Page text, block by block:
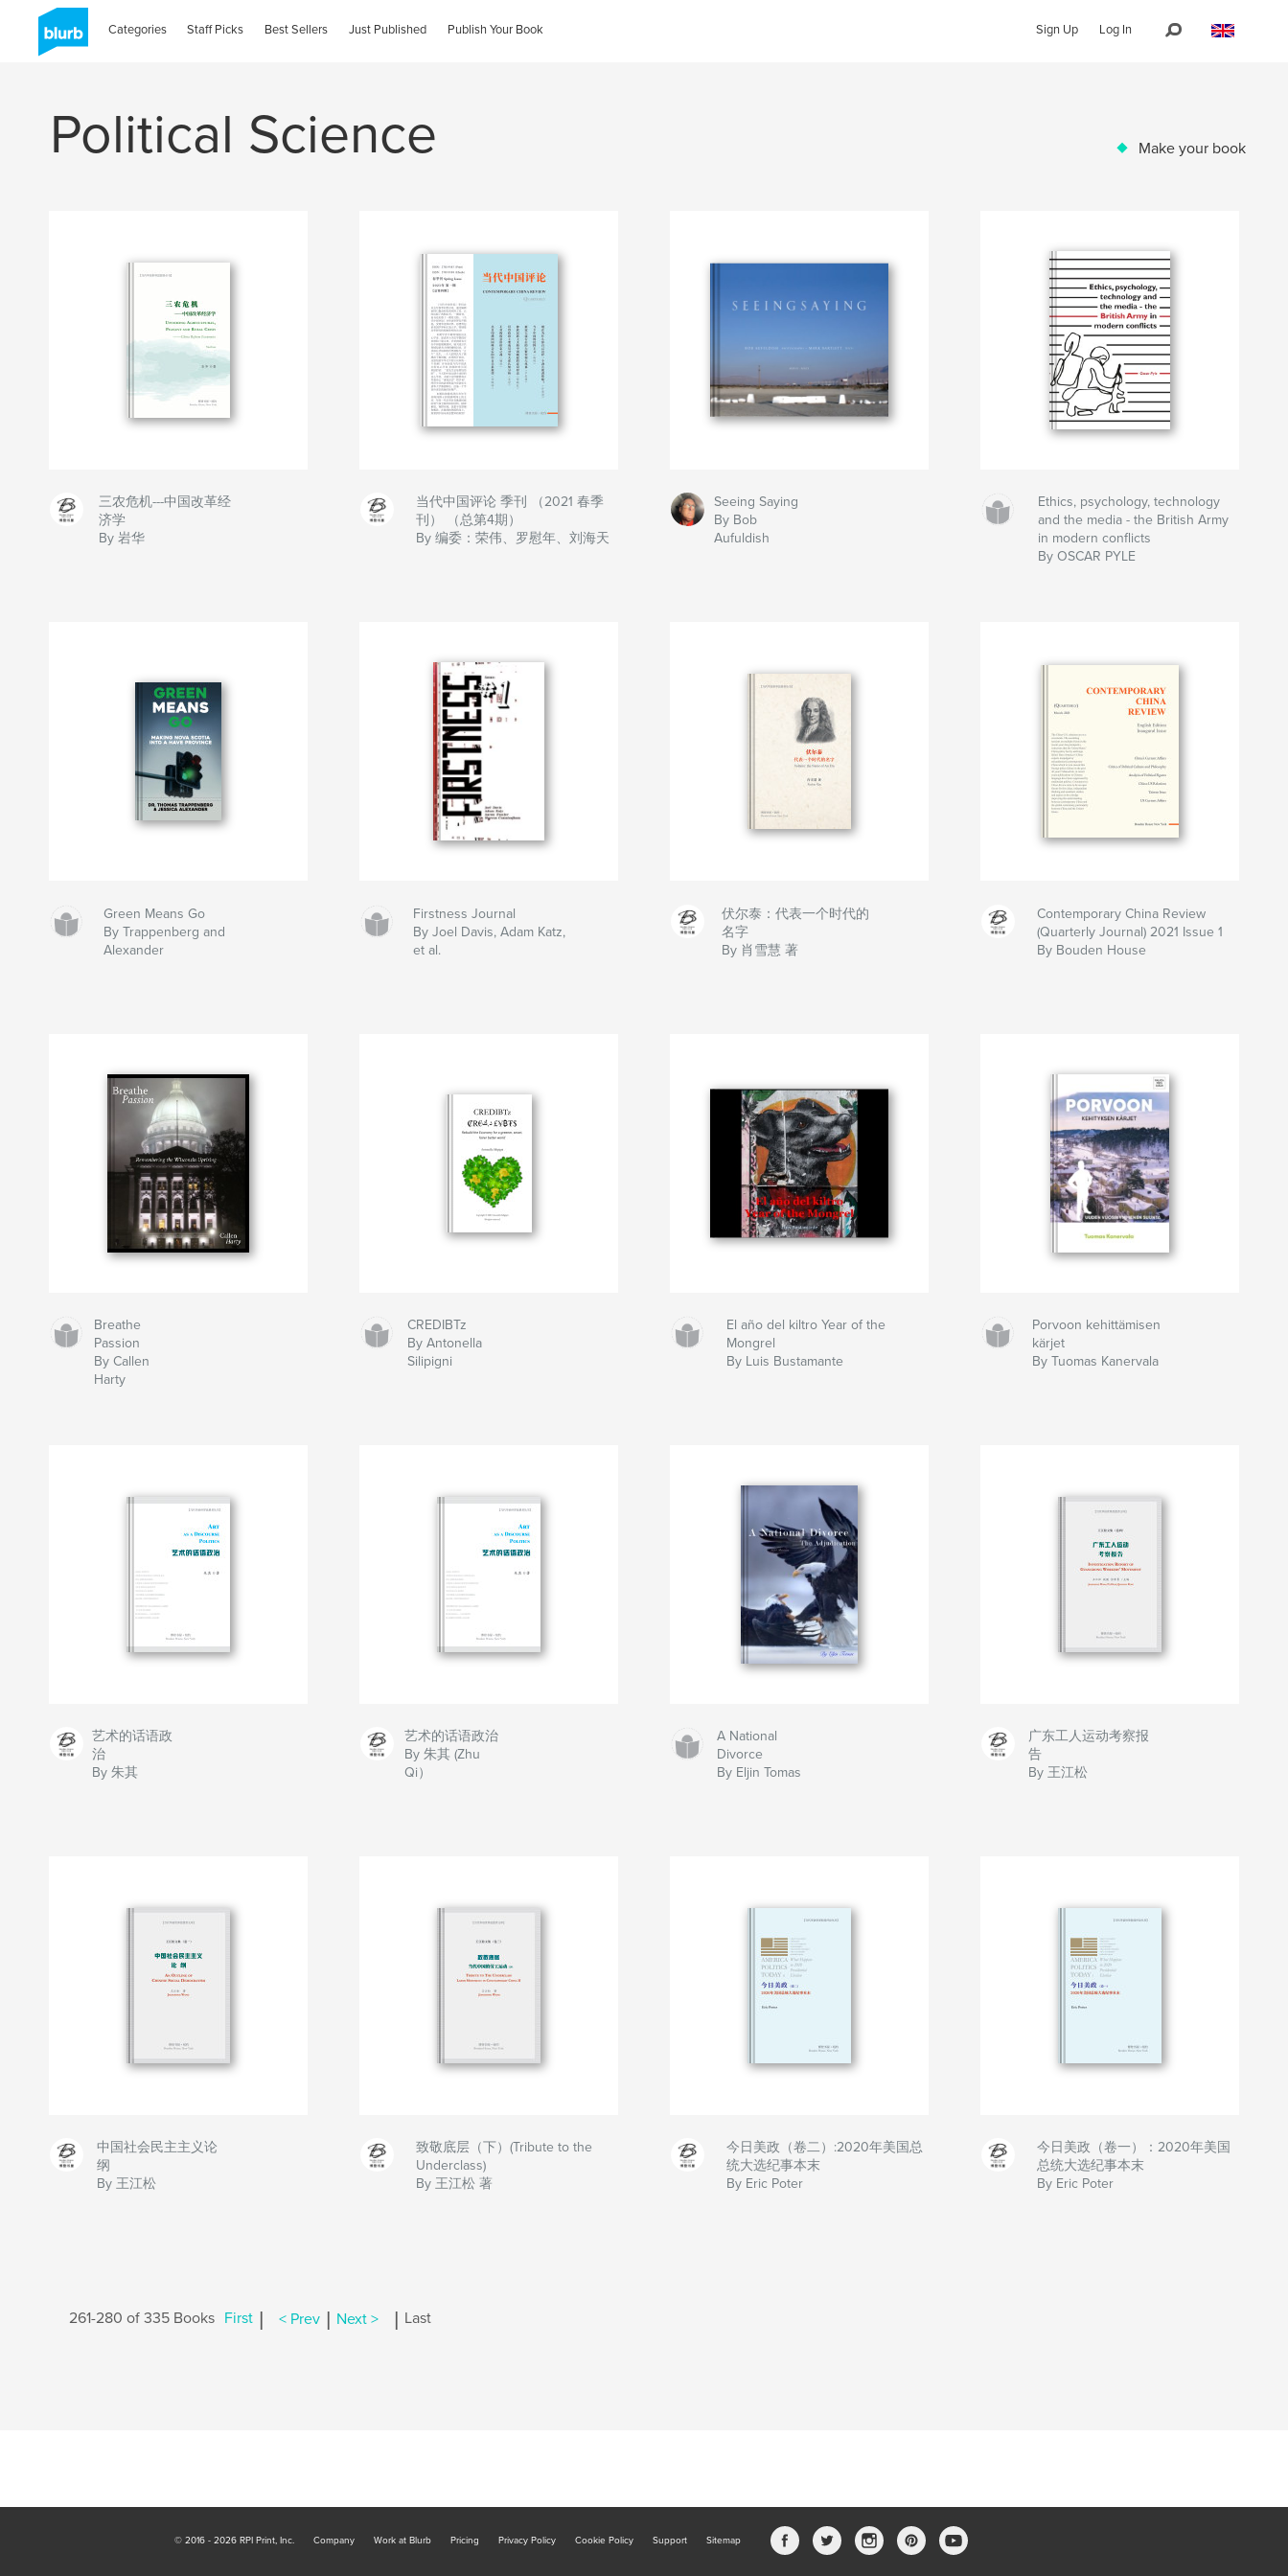
Categories Staff Picks Best Sellers Just Published Publish Your Book Sign Up Log In
Political Science Make your book
三农危机---中国改革经
济学
By 岩华
当代中国评论 季刊 （2021 春季
刊） （总第4期）
By 编委：荣伟、罗慰年、刘海天
Seeing Saying
By Bob
Aufuldish
Ethics, psychology, technology
and the media - the British Army
in modern conflicts
By OSCAR PYLE
Green Means Go
By Trappenberg and
Alexander
Firstness Journal
By Joel Davis, Adam Katz,
et al.
伏尔泰：代表一个时代的
名字
By 肖雪慧 著
Contemporary China Review
(Quarterly Journal) 2021 Issue 1
By Bouden House
Breathe
Passion
By Callen
Harty
CREDIBTz
By Antonella
Silipigni
El año del kiltro Year of the
Mongrel
By Luis Bustamante
Porvoon kehittämisen
kärjet
By Tuomas Kanervala
艺术的话语政
治
By 朱其
艺术的话语政治
By 朱其 (Zhu
Qi）
A National
Divorce
By Eljin Tomas
广东工人运动考察报
告
By 王江松
中国社会民主主义论
纲
By 王江松
致敬底层（下）(Tribute to the
Underclass)
By 王江松 著
今日美政（卷二）:2020年美国总
统大选纪事本末
By Eric Poter
今日美政（卷一）：2020年美国
总统大选纪事本末
By Eric Poter
261-280 of 335 Books First < Prev Next > Last
© 2016 - 2026 RPI Print, Inc. Company Work at Blurb Pricing Privacy Policy Cookie Policy Support Sitemap